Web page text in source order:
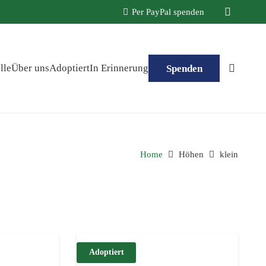
Per PayPal spenden
Über unsAdoptiertIn Erinnerung Spenden
Home Höhen klein
Adoptiert